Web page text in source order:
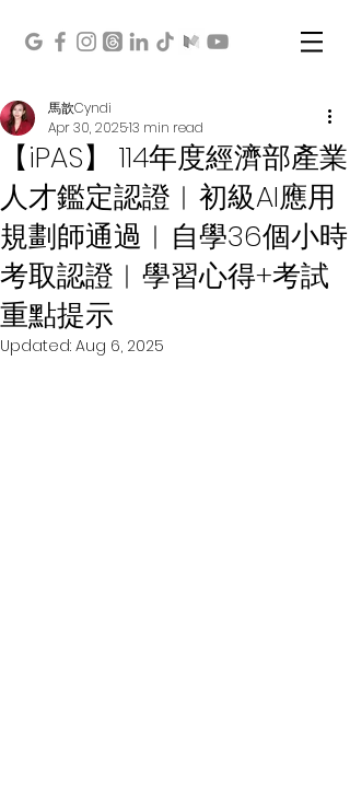
【iPAS】 114年度經濟部產業
人才鑑定認證︱初級AI應用
規劃師通過︱自學36個小時
考取認證︱學習心得+考試
重點提示
馬歆Cyndi
Apr 30, 202513 min read
Updated: Aug 6, 2025